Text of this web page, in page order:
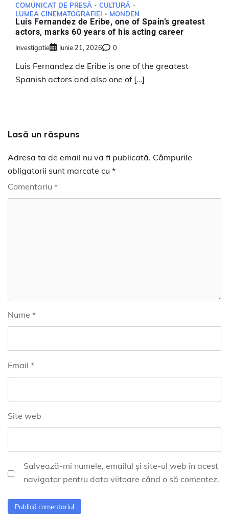
COMUNICAT DE PRESĂ
CULTURĂ
LUMEA CINEMATOGRAFIEI
MONDEN
Luis Fernandez de Eribe, one of Spain’s greatest
actors, marks 60 years of his acting career
Investigatie Iunie 21, 2026 0
Luis Fernandez de Eribe is one of the greatest
Spanish actors and also one of […]
Lasă un răspuns
Adresa ta de email nu va fi publicată. Câmpurile
obligatorii sunt marcate cu *
Comentariu *
Nume *
Email *
Site web
Salvează-mi numele, emailul și site-ul web în acest
navigator pentru data viitoare când o să comentez.